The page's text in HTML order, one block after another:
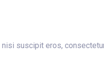
suscipit eros,